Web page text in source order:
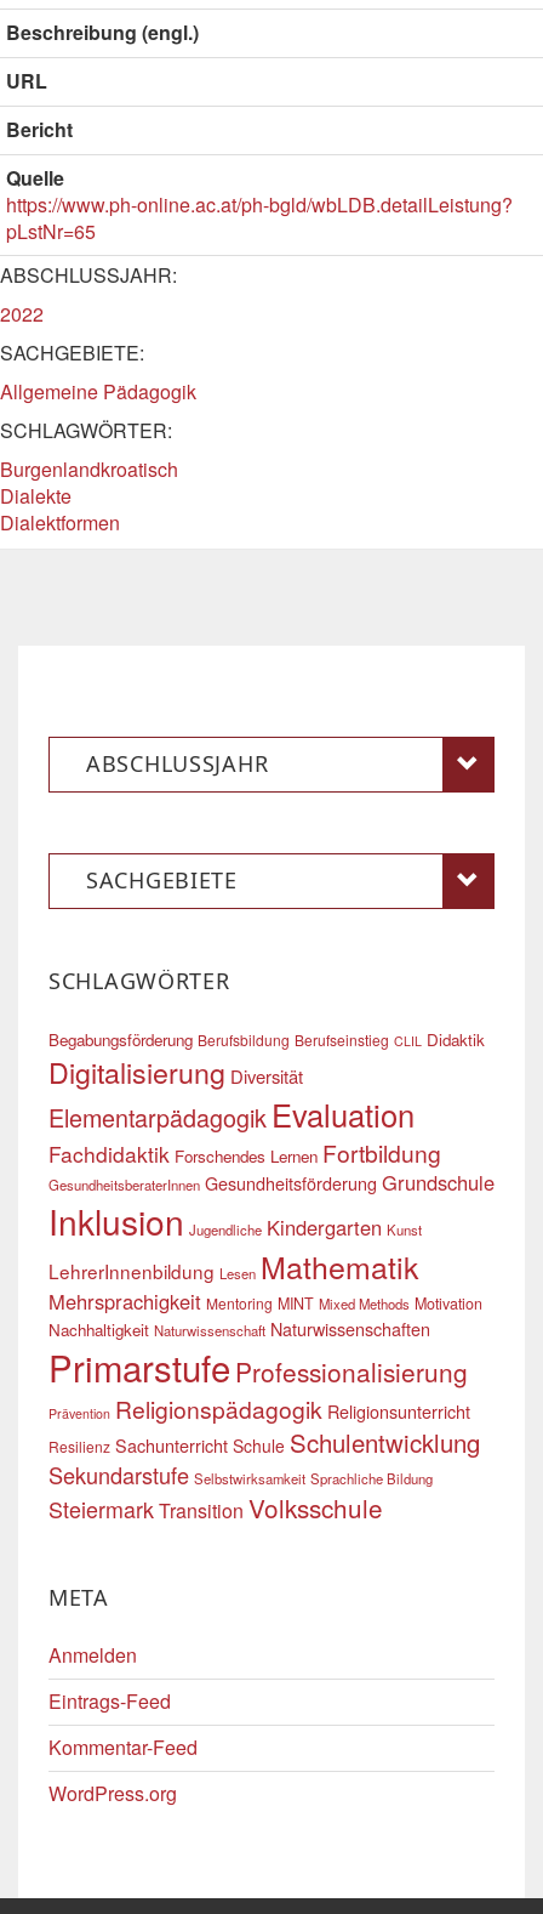
Beschreibung (engl.)
URL
Bericht
Quelle
https://www.ph-online.ac.at/ph-bgld/wbLDB.detailLeistung?
pLstNr=65
ABSCHLUSSJAHR:
2022
SACHGEBIETE:
Allgemeine Pädagogik
SCHLAGWÖRTER:
Burgenlandkroatisch
Dialekte
Dialektformen
ABSCHLUSSJAHR
SACHGEBIETE
SCHLAGWÖRTER
Begabungsförderung Berufsbildung Berufseinstieg CLIL Didaktik
Digitalisierung Diversität
Elementarpädagogik Evaluation
Fachdidaktik Forschendes Lernen Fortbildung
GesundheitsberaterInnen Gesundheitsförderung Grundschule
Inklusion Jugendliche Kindergarten Kunst
LehrerInnenbildung Lesen Mathematik
Mehrsprachigkeit Mentoring MINT Mixed Methods Motivation
Nachhaltigkeit Naturwissenschaft Naturwissenschaften
Primarstufe Professionalisierung
Prävention Religionspädagogik Religionsunterricht
Resilienz Sachunterricht Schule Schulentwicklung
Sekundarstufe Selbstwirksamkeit Sprachliche Bildung
SteiermarkTransition Volksschule
META
Anmelden
Eintrags-Feed
Kommentar-Feed
WordPress.org